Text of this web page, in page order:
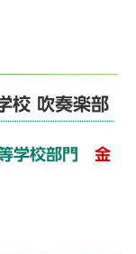
校 吹奏楽部
学校部門 金